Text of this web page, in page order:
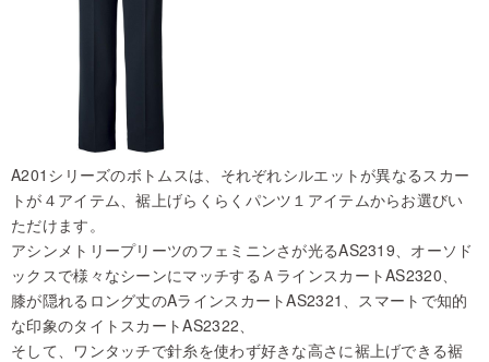
A201シリーズのボトムスは、それぞれシルエットが異なるスカー
トが４アイテム、裾上げらくらくパンツ１アイテムからお選びい
ただけます。
アシンメトリープリーツのフェミニンさが光るAS2319、オーソド
ックスで様々なシーンにマッチするＡラインスカートAS2320、
膝が隠れるロング丈のAラインスカートAS2321、スマートで知的
な印象のタイトスカートAS2322、
そして、ワンタッチで針糸を使わず好きな高さに裾上げできる裾